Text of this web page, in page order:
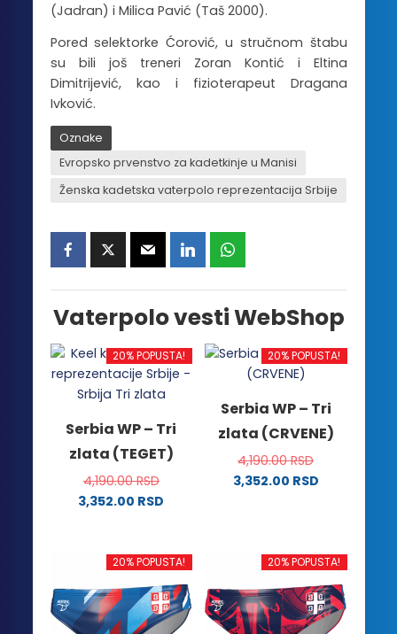
(Jadran) i Milica Pavić (Taš 2000).
Pored selektorke Ćorović, u stručnom štabu
su bili još treneri Zoran Kontić i Eltina
Dimitrijević, kao i fizioterapeut Dragana
Ivković.
Oznake
Evropsko prvenstvo za kadetkinje u Manisi
Ženska kadetska vaterpolo reprezentacija Srbije
Vaterpolo vesti WebShop
20% POPUSTA!
Serbia WP – Tri
zlata (TEGET)
4,190.00RSD
3,352.00 RSD
ima
varijanti.
Opcije
20% POPUSTA!
Serbia WP – Tri
zlata (CRVENE)
4,190.00RSD
3,352.00 RSD
više
varijanti.
Opcije
mogu
20% POPUSTA! 20% POPUSTA!